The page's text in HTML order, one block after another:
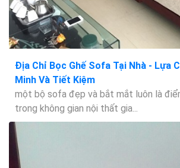
Địa Chỉ Bọc Ghế Sofa Tại Nhà - Lựa
Minh Và Tiết Kiệm
một bộ sofa đẹp và bắt mắt luôn là
trong không gian nội thất gia...